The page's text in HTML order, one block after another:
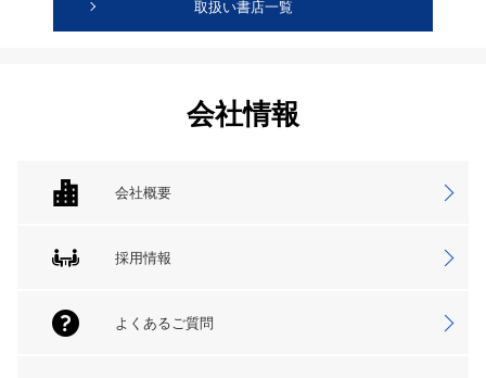
取扱い書店一覧
会社情報
会社概要
採用情報
よくあるご質問